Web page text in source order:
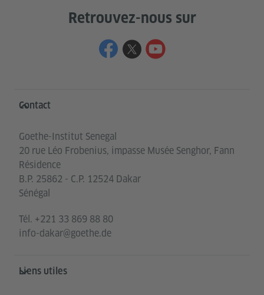
Retrouvez-nous sur
Service- und Informationsbereich
Contact
Goethe-Institut Senegal
20 rue Léo Frobenius, impasse Musée Senghor, Fann
Résidence
B.P. 25862 - C.P. 12524 Dakar
Sénégal
Tél. +221 33 869 88 80
info-dakar@goethe.de
Liens utiles